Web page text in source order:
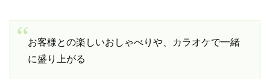
お客様との楽しいおしゃべりや、カラオケで一緒
に盛り上がる